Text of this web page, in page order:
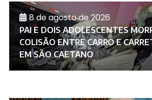
8 de agosto de 2026
PAI E DOIS ADOLESCENTES
COLISÃO ENTRE CARRO E
EM SÃO CAETANO